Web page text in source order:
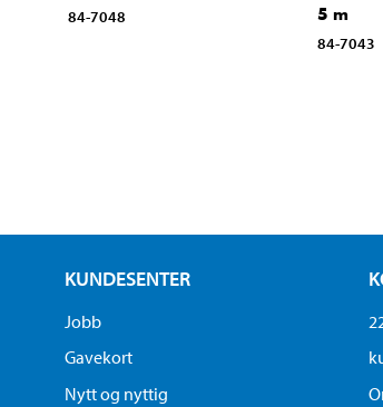
84-7048
5 m
84-7043
KUNDESENTER
Jobb
Gavekort
Nytt og nyttig